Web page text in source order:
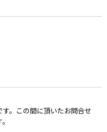
。この間に頂いたお問合せ